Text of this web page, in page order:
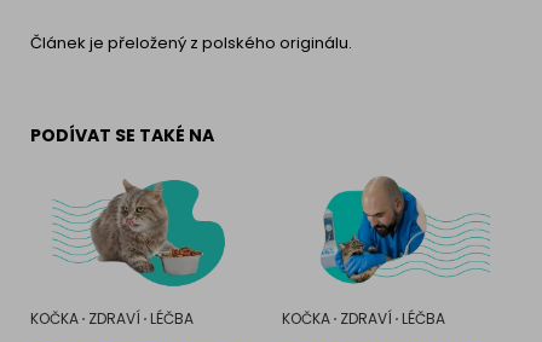
Článek je přeložený z polského originálu.
PODÍVAT SE TAKÉ NA
KOČKA ZDRAVÍ LÉČBA KOČKA ZDRAVÍ LÉČBA